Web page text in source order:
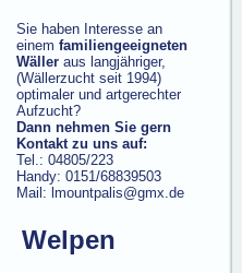
Sie haben Interesse an
einem familiengeeigneten
Wäller aus langjähriger,
(Wällerzucht seit 1994)
optimaler und artgerechter
Aufzucht?
Dann nehmen Sie gern
Kontakt zu uns auf:
Tel.: 04805/223
Handy: 0151/68839503
Mail: lmountpalis@gmx.de
Welpen